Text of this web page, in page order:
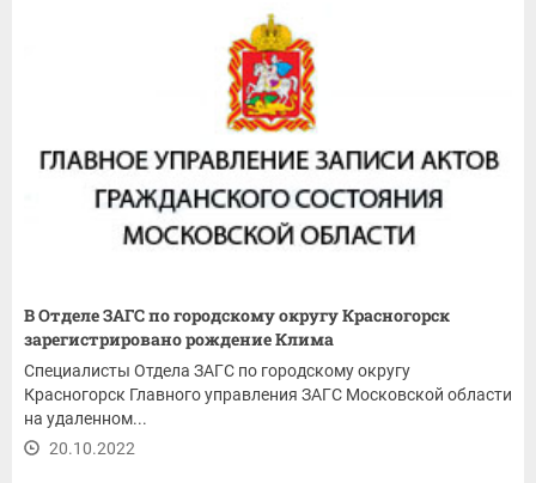
В Отделе ЗАГС по городскому округу Красногорск
зарегистрировано рождение Клима
Специалисты Отдела ЗАГС по городскому округу
Красногорск Главного управления ЗАГС Московской области
на удаленном...
20.10.2022